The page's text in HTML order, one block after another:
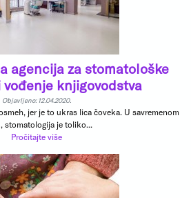
agencija za stomatološke
knjigovodstva
Objavljeno: 12.04.2020.
jer je to ukras lica čoveka. U savremenom
stomatologija je toliko...
Pročitajte više